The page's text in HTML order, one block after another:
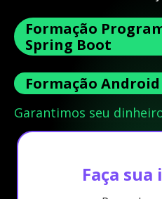
Formação
Spring Boot
Formação
Garantimos seu
Faça